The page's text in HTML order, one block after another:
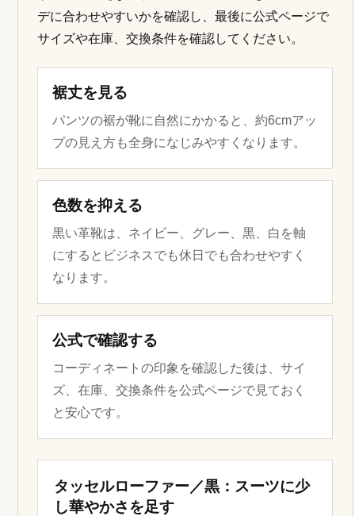
デに合わせやすいかを確認し、最後に公式ページで
サイズや在庫、交換条件を確認してください。
裾丈を見る
パンツの裾が靴に自然にかかると、約6cmアッ
プの見え方も全身になじみやすくなります。
色数を抑える
黒い革靴は、ネイビー、グレー、黒、白を軸
にするとビジネスでも休日でも合わせやすく
なります。
公式で確認する
コーディネートの印象を確認した後は、サイ
ズ、在庫、交換条件を公式ページで見ておく
と安心です。
タッセルローファー／黒：スーツに少
し華やかさを足す